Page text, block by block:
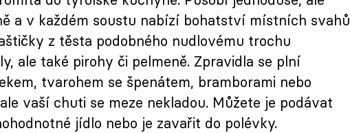
a v každém soustu nabízí bohatství místních svahů
z těsta podobného nudlovému trochu
ale také pirohy či pelmeně. Zpravidla se plní
tvarohem se špenátem, bramborami nebo
vaší chuti se meze nekladou. Můžete je podávat
jídlo nebo je zavařit do polévky.